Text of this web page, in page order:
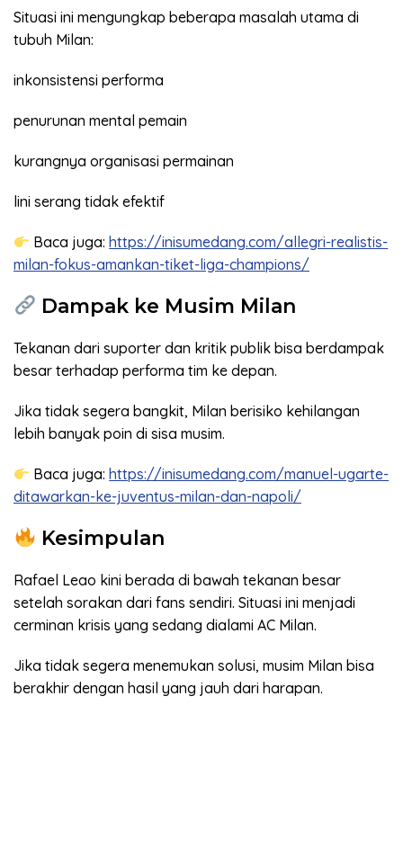
Situasi ini mengungkap beberapa masalah utama di
tubuh Milan:
inkonsistensi performa
penurunan mental pemain
kurangnya organisasi permainan
lini serang tidak efektif
Baca juga: https://inisumedang.com/allegri-realistis-
milan-fokus-amankan-tiket-liga-champions/
Dampak ke Musim Milan
Tekanan dari suporter dan kritik publik bisa berdampak
besar terhadap performa tim ke depan.
Jika tidak segera bangkit, Milan berisiko kehilangan
lebih banyak poin di sisa musim.
Baca juga: https://inisumedang.com/manuel-ugarte-
ditawarkan-ke-juventus-milan-dan-napoli/
Kesimpulan
Rafael Leao kini berada di bawah tekanan besar
setelah sorakan dari fans sendiri. Situasi ini menjadi
cerminan krisis yang sedang dialami AC Milan.
Jika tidak segera menemukan solusi, musim Milan bisa
berakhir dengan hasil yang jauh dari harapan.